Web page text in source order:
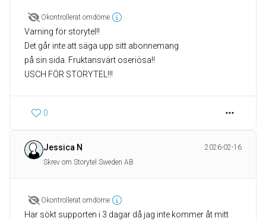
Okontrollerat omdöme
Varning för storytel!!
Det går inte att säga upp sitt abonnemang
på sin sida. Fruktansvärt oseriösa!!
0
Jessica N
2026-02-16
Skrev om Storytel Sweden AB
Okontrollerat omdöme
Har sökt supporten i 3 dagar då jag inte kommer åt mitt